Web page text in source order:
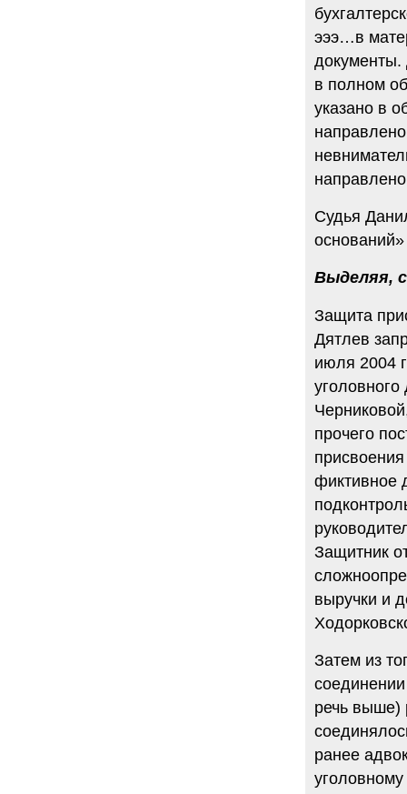
эээ…в
документы.
в полном
указано в
Судья
Выделяя,
Защита
Дятлев
июля 2004
прочего
фиктивное
Защитник
выручки и
Затем из
речь выше)
ранее